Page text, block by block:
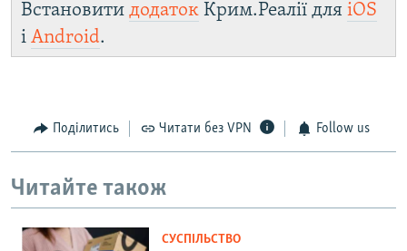
Встановити додаток Крим.Реалії для iOS
і Android.
Поділитись Читати без VPN Follow us
Читайте також
СУСПІЛЬСТВО